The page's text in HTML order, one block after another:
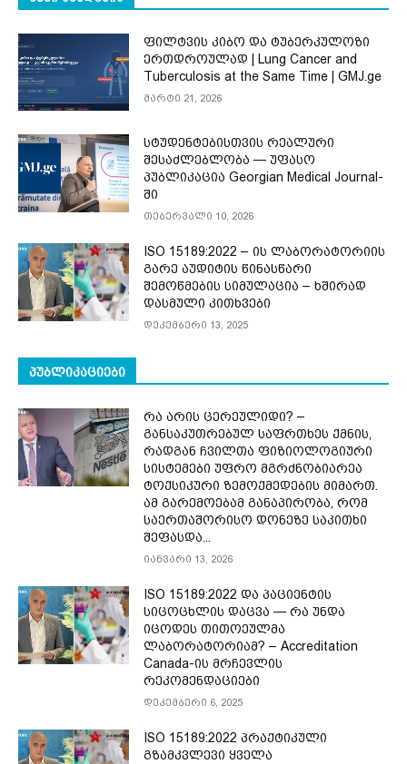
ფილტვის კიბო და ტუბერკულოზი
ერთდროულად | Lung Cancer and
Tuberculosis at the Same Time | GMJ.ge
მარტი 21, 2026
სტუდენტებისთვის რეალური
შესაძლებლობა — უფასო
პუბლიკაცია Georgian Medical Journal-
ში
თებერვალი 10, 2026
ISO 15189:2022 – ის ლაბორატორიის
გარე აუდიტის წინასწარი
შემოწმების სიმულაცია – ხშირად
დასმული კითხვები
დეკემბერი 13, 2025
ᲞᲣᲑᲚᲘᲙᲐᲪᲘᲔᲑᲘ
რა არის ცერეულიდი? –
განსაკუთრებულ საფრთხეს ქმნის,
რადგან ჩვილთა ფიზიოლოგიური
სისტემები უფრო მგრძნობიარეა
ტოქსიკური ზემოქმედების მიმართ.
ამ გარემოებამ განაპირობა, რომ
საერთაშორისო დონეზე საკითხი
შეფასდა...
იანვარი 13, 2026
ISO 15189:2022 და პაციენტის
სიცოცხლის დაცვა — რა უნდა
იცოდეს თითოეულმა
ლაბორატორიამ? – Accreditation
Canada-ის მრჩევლის
რეკომენდაციები
დეკემბერი 6, 2025
ISO 15189:2022 პრაქტიკული
გზამკვლევი ყველა